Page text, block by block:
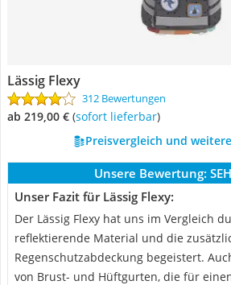
Lässig Flexy
312 Bewertungen
ab 219,00 € ( Sofort lieferbar)
Preisvergleich und
Unsere Bewertung:
Unser Fazit für Lässig Flexy:
Der Lässig Flexy hat uns im Vergleich
reflektierende Material und die
Regenschutzabdeckung begeistert.
von Brust- und Hüftgurten, die für